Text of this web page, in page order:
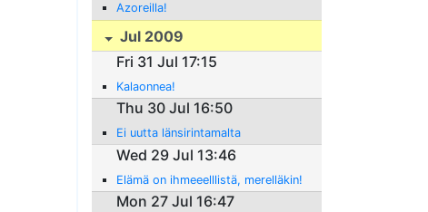
Azoreilla!
Jul 2009
Fri 31 Jul 17:15
Kalaonnea!
Thu 30 Jul 16:50
Ei uutta länsirintamalta
Wed 29 Jul 13:46
Elämä on ihmeeelllistä, merelläkin!
Mon 27 Jul 16:47